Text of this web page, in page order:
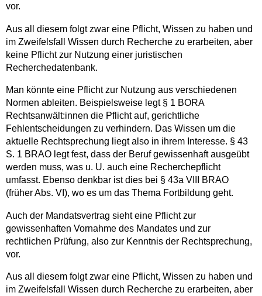
vor.
Aus all diesem folgt zwar eine Pflicht, Wissen zu haben und
im Zweifelsfall Wissen durch Recherche zu erarbeiten, aber
keine Pflicht zur Nutzung einer juristischen
Recherchedatenbank.
Man könnte eine Pflicht zur Nutzung aus verschiedenen
Normen ableiten. Beispielsweise legt § 1 BORA
Rechtsanwält:innen die Pflicht auf, gerichtliche
Fehlentscheidungen zu verhindern. Das Wissen um die
aktuelle Rechtsprechung liegt also in ihrem Interesse. § 43
S. 1 BRAO legt fest, dass der Beruf gewissenhaft ausgeübt
werden muss, was u. U. auch eine Recherchepflicht
umfasst. Ebenso denkbar ist dies bei § 43a VIII BRAO
(früher Abs. VI), wo es um das Thema Fortbildung geht.
Auch der Mandatsvertrag sieht eine Pflicht zur
gewissenhaften Vornahme des Mandates und zur
rechtlichen Prüfung, also zur Kenntnis der Rechtsprechung,
vor.
Aus all diesem folgt zwar eine Pflicht, Wissen zu haben und
im Zweifelsfall Wissen durch Recherche zu erarbeiten, aber